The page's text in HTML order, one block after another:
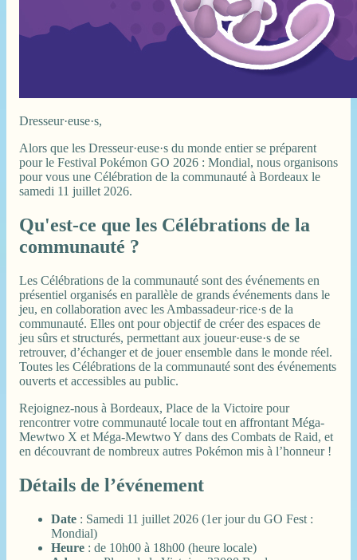
Dresseur·euse·s,
Alors que les Dresseur·euse·s du monde entier se préparent
pour le Festival Pokémon GO 2026 : Mondial, nous organisons
pour vous une Célébration de la communauté à Bordeaux le
samedi 11 juillet 2026.
Qu'est-ce que les Célébrations de la
communauté ?
Les Célébrations de la communauté sont des événements en
présentiel organisés en parallèle de grands événements dans le
jeu, en collaboration avec les Ambassadeur·rice·s de la
communauté. Elles ont pour objectif de créer des espaces de
jeu sûrs et structurés, permettant aux joueur·euse·s de se
retrouver, d’échanger et de jouer ensemble dans le monde réel.
Toutes les Célébrations de la communauté sont des événements
ouverts et accessibles au public.
Rejoignez-nous à Bordeaux, Place de la Victoire pour
rencontrer votre communauté locale tout en affrontant Méga-
Mewtwo X et Méga-Mewtwo Y dans des Combats de Raid, et
en découvrant de nombreux autres Pokémon mis à l’honneur !
Détails de l’événement
Date : Samedi 11 juillet 2026 (1er jour du GO Fest :
Mondial)
Heure : de 10h00 à 18h00 (heure locale)